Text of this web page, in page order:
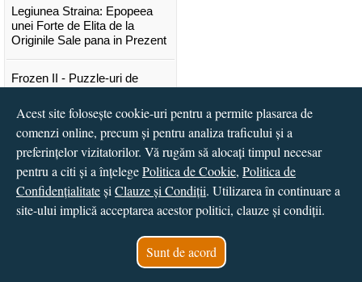
Legiunea Straina: Epopeea
unei Forte de Elita de la
Originile Sale pana in Prezent
Frozen II - Puzzle-uri de
Lansare "Portocalele verzi" de
Vitali Cipileaga
...toate știrile
© 2016 - 2026S.C. CCN Books SRL
Vital Soft
Acest site folosește cookie-uri pentru a permite plasarea de
comenzi online, precum și pentru analiza traficului și a
preferințelor vizitatorilor. Vă rugăm să alocați timpul necesar
pentru a citi și a înțelegePolitica de Cookie, Politica de
Confidențialitateși Clauze și Condiții. Utilizarea în continuare a
site-ului implică acceptarea acestor politici, clauze și condiții.
Sunt de acord